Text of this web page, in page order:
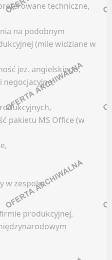
WIDŁOWEGO
techniczne,
na podobnym
(mile widziane w
jez. angielskiego,
negocjacyjne,
pakietu MS Office (w
w zespole.
produkcyjnej,